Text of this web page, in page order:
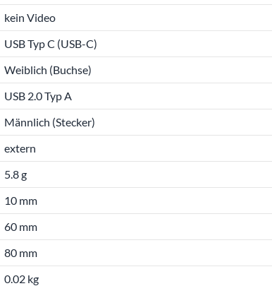
kein Video
USB Typ C (USB-C)
Weiblich (Buchse)
USB 2.0 Typ A
Männlich (Stecker)
extern
5.8 g
10 mm
60 mm
80 mm
0.02 kg